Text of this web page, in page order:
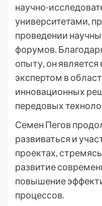
научно-
университетами,
проведении
форумов.
опыту, он
экспертом в
инновационных
передовых
Семен Пегов
развиваться и
проектах,
развитие
повышение
процессов.